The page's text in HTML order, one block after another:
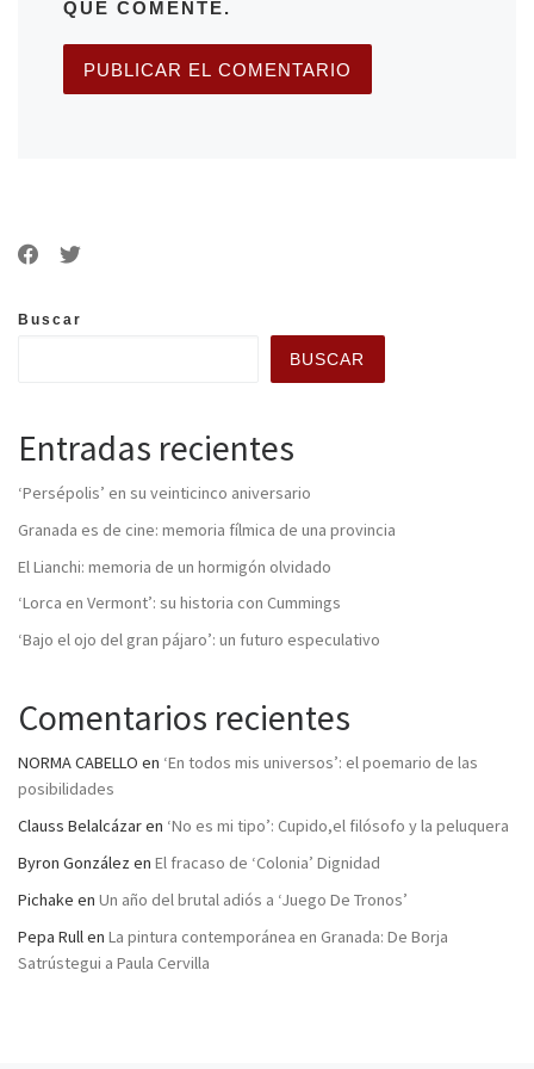
QUE COMENTE.
Buscar
BUSCAR
Entradas recientes
‘Persépolis’ en su veinticinco aniversario
Granada es de cine: memoria fílmica de una provincia
El Lianchi: memoria de un hormigón olvidado
‘Lorca en Vermont’: su historia con Cummings
‘Bajo el ojo del gran pájaro’: un futuro especulativo
Comentarios recientes
NORMA CABELLO en ‘En todos mis universos’: el poemario de las
posibilidades
Clauss Belalcázaren ‘No es mi tipo’: Cupido,el filósofo y la peluquera
Byron González en El fracaso de ‘Colonia’ Dignidad
Pichake en Un año del brutal adiós a ‘Juego De Tronos’
Pepa Rullen La pintura contemporánea en Granada: De Borja
Satrústegui a Paula Cervilla